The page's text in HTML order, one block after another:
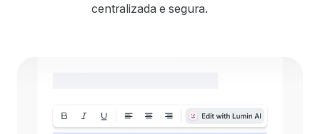
centralizada e segura.